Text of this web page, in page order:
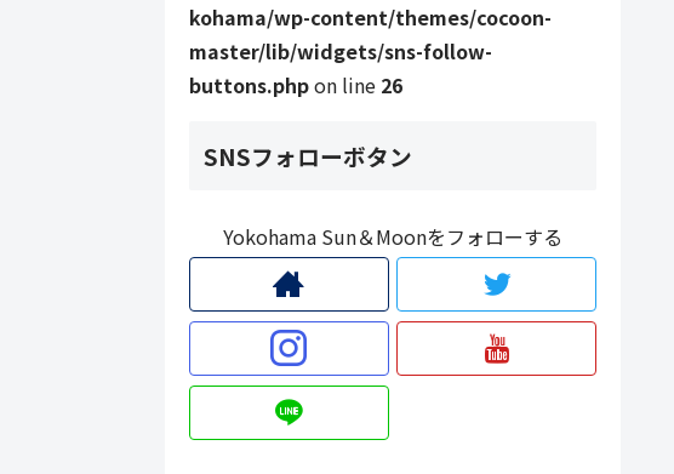
kohama/wp-content/themes/cocoon-
master/lib/widgets/sns-follow-
buttons.phpon line 26
SNSフォローボタン
Yokohama Sun＆Moonをフォローする